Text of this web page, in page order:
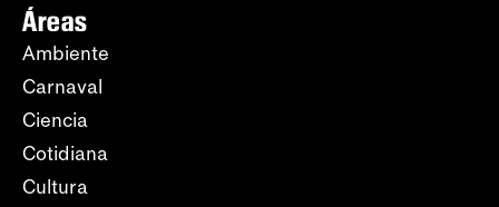
Áreas
Ambiente
Carnaval
Ciencia
Cotidiana
Cultura